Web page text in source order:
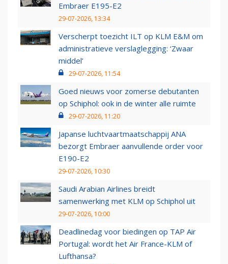
Embraer E195-E2
29-07-2026, 13:34
Verscherpt toezicht ILT op KLM E&M om
administratieve verslaglegging: ‘Zwaar
middel’
29-07-2026, 11:54
Goed nieuws voor zomerse debutanten
op Schiphol: ook in de winter alle ruimte
29-07-2026, 11:20
Japanse luchtvaartmaatschappij ANA
bezorgt Embraer aanvullende order voor
E190-E2
29-07-2026, 10:30
Saudi Arabian Airlines breidt
samenwerking met KLM op Schiphol uit
29-07-2026, 10:00
Deadlinedag voor biedingen op TAP Air
Portugal: wordt het Air France-KLM of
Lufthansa?